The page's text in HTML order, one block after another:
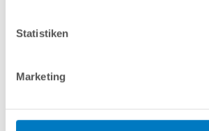
Statistiken
Marketing
info(at)poolsana.de